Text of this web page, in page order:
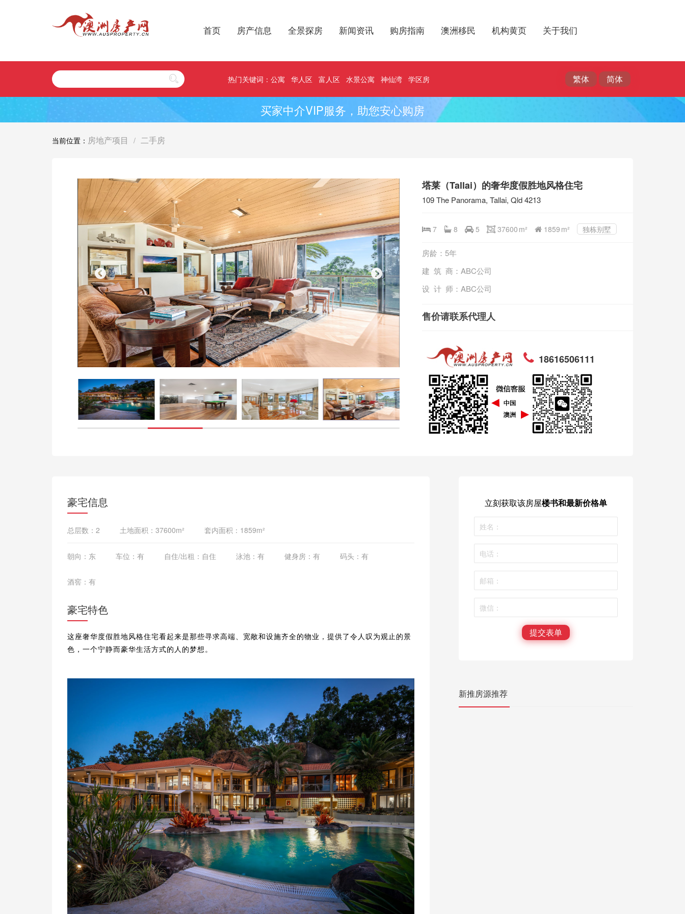
首页 房产信息 全景探房 新闻资讯 购房指南 澳洲移民 机构黄页 关于我们
热门关键词： 公寓 华人区 富人区 水景公寓 神仙湾 学区房
买家中介VIP服务，助您安心购房
当前位置： 房地产项目 / 二手房
塔莱（Tallai）的奢华度假胜地风格住宅
109 The Panorama, Tallai, Qld 4213
7 8 5 37600 m 1859 m 独栋别墅
房龄：5年
建 筑 商：ABC公司
设 计 师：ABC公司
售价请联系代理人
18616506111
豪宅信息
总层数：2 土地面积：37600m² 套内面积：1859m²
朝向：东 车位：有 自住/出租：自住 泳池：有 健身房：有 码头：有
酒窖：有
豪宅特色
这座奢华度假胜地风格住宅看起来是那些寻求高端、宽敞和设施齐全的物业，提供了令人叹为观止的景
色，一个宁静而豪华生活方式的人的梦想。
立刻获取该房屋楼书和最新价格单
提交表单
新推房源推荐